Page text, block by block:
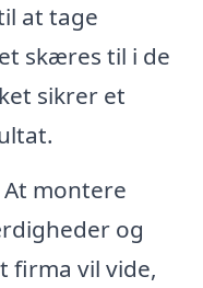
at tage
skæres til i de
sikrer et
At montere
og
firma vil vide,